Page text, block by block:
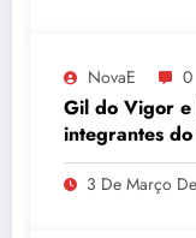
NovaE 0
Gil do Vigor e
integrantes
3 De Março